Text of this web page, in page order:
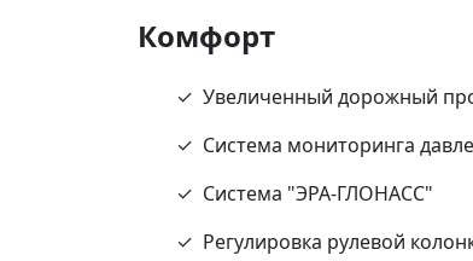
Комфорт
Увеличенный дорожный
Система мониторинга
Система "ЭРА-ГЛОНАСС"
Регулировка рулевой